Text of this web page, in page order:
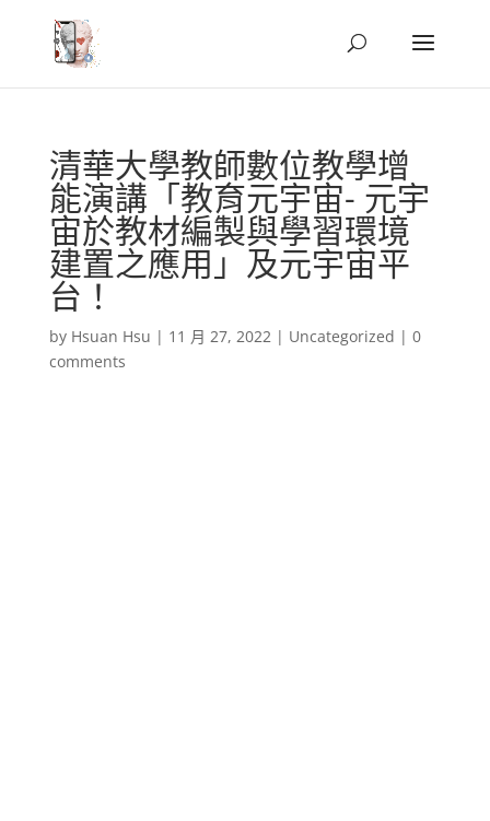
清華大學教師數位教學增
能演講「教育元宇宙- 元宇
宙於教材編製與學習環境
建置之應用」及元宇宙平
台！
by Hsuan Hsu | 11 月 27, 2022| Uncategorized | 0
comments